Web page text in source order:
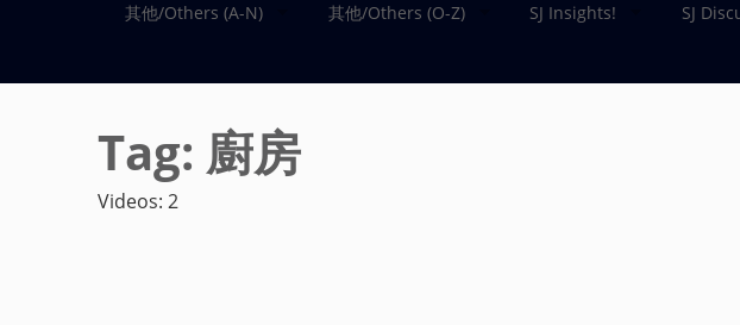
其他/Others (A-N) 其他/Others (O-Z) SJ Insights! SJ
Tag: 廚房
Videos: 2